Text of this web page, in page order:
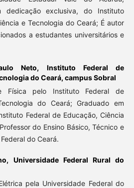
dedicação exclusiva, do Instituto
e Tecnologia do Ceará; É autor
a estudantes universitários e
Neto, Instituto Federal de
do Ceará, campus Sobral
Física pelo Instituto Federal de
do Ceará; Graduado em
Federal de Educação, Ciência
do Ensino Básico, Técnico e
do Ceará.
Universidade Federal Rural do
pela Universidade Federal do